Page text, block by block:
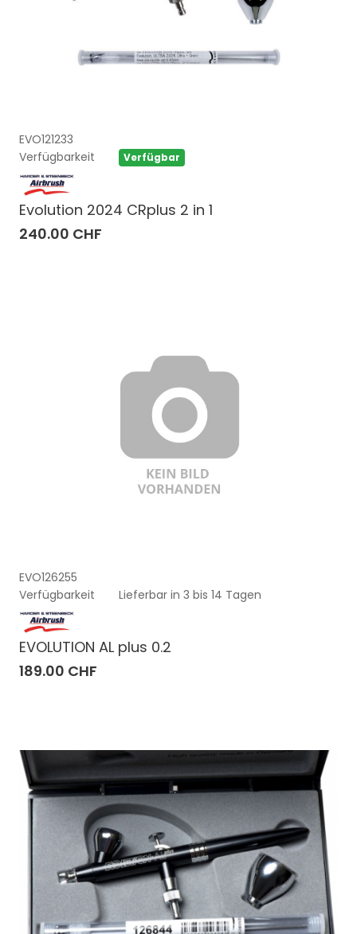
EVO121233
Verfügbarkeit
Verfügbar
Evolution 2024 CRplus 2 in 1
240.00 CHF
EVO126255
Verfügbarkeit
Lieferbar in 3 bis 14 Tagen
EVOLUTION AL plus 0.2
189.00 CHF